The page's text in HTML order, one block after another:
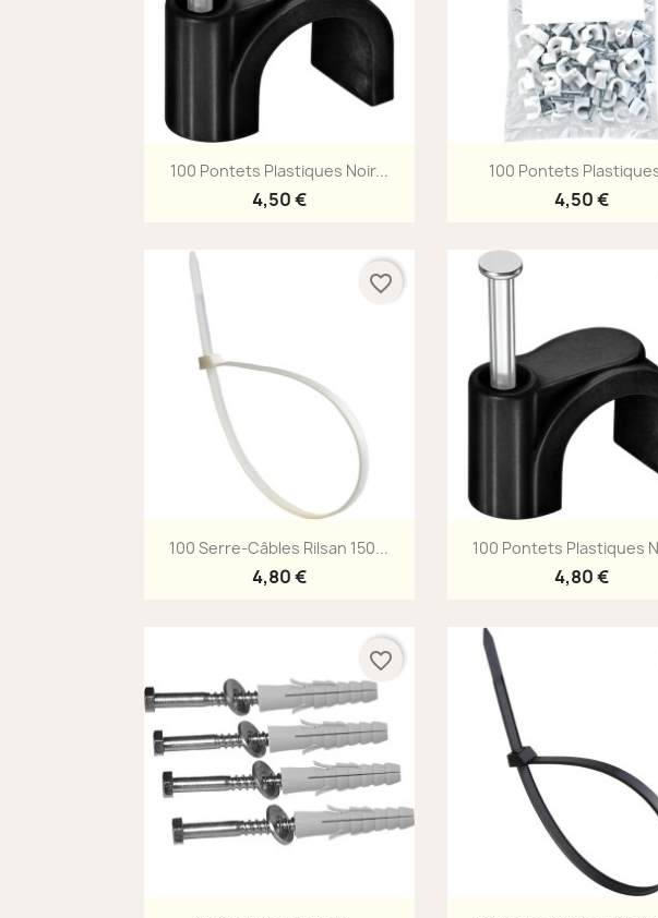
Aperçu rapide
100 Pontets Plastiques Noir...
4,50 €
Aperçu rapide
100 Pontets
4,50 €
Aperçu rapide
100 Serre-Câbles Rilsan 150...
4,80 €
favorite_border
Aperçu rapide
100 Pontets Plastiques
4,80 €
favorite_border